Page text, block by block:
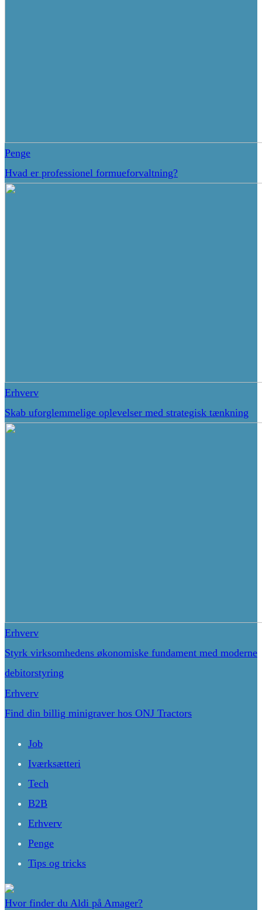
Penge
Hvad er professionel formueforvaltning?
Erhverv
Skab uforglemmelige oplevelser med strategisk tænkning
Erhverv
Styrk virksomhedens økonomiske fundament med moderne
debitorstyring
Erhverv
Find din billig minigraver hos ONJ Tractors
Job
Iværksætteri
Tech
B2B
Erhverv
Penge
Tips og tricks
Hvor finder du Aldi på Amager?